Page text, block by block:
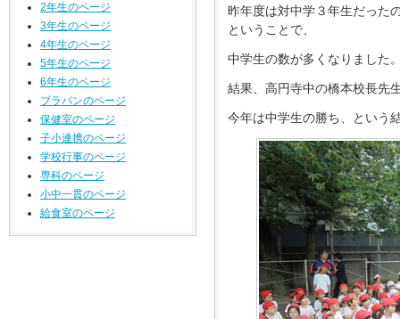
2年生のページ
3年生のページ
4年生のページ
5年生のページ
6年生のページ
ブラバンのページ
保健室のページ
子小連携のページ
学校行事のページ
専科のページ
小中一貫のページ
給食室のページ
昨年度は対中学３年生だった
ということで、
中学生の数が多くなりました
結果、高円寺中の橋本校長先
今年は中学生の勝ち、という